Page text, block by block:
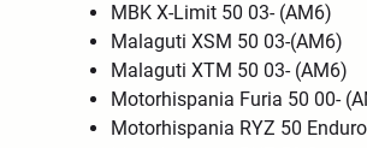
MBK X-Limit 50 03- (AM6)
Malaguti XSM 50 03-(AM6)
Malaguti XTM 50 03- (AM6)
Motorhispania Furia 50 00-
Motorhispania RYZ 50